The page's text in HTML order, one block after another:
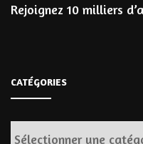
Rejoignez 10 milliers
CATÉGORIES
Catégories